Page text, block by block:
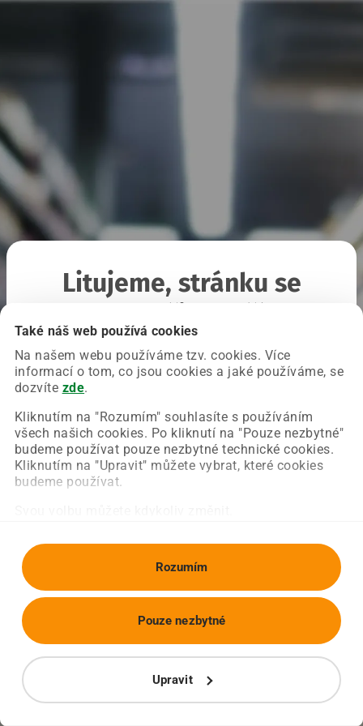
Také náš web používá cookies
Na našem webu používáme tzv. cookies. Více
informací o tom, co jsou cookies a jaké používáme, se
dozvíte zde.
Kliknutím na "Rozumím" souhlasíte s používáním
všech našich cookies. Po kliknutí na "Pouze nezbytné"
budeme používat pouze nezbytné technické cookies.
Kliknutím na "Upravit" můžete vybrat, které cookies
budeme používat.
Rozumím
Upravit
Pouze nezbytné
Litujeme, stránku se
Chyba nastala na naší straně a už ji opravujeme.
Zkuste prosím znovu načíst požadovanou stránku.
Obnovit stránku Úvodní strana